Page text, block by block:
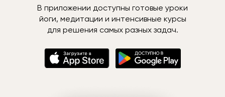
В приложении доступны готовые уроки
йоги, медитации и интенсивные курсы
для решения самых разных задач.